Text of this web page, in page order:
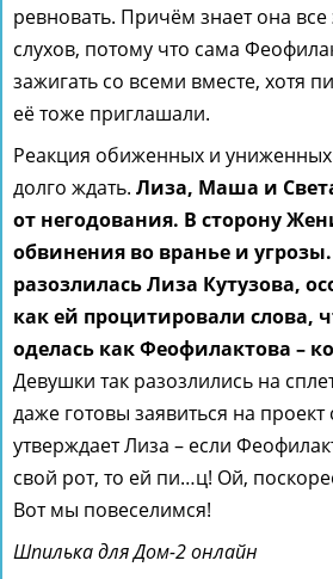
ревновать. Причём знает она все
слухов, потому что сама
зажигать со всеми вместе, хотя
её тоже приглашали.
Реакция обиженных и униженных
долго ждать. Лиза, Маша и
от негодования. В сторону
обвинения во вранье и
разозлилась Лиза Кутузова,
как ей процитировали слова,
оделась как Феофилактова –
Девушки так разозлились на
даже готовы заявиться на
утверждает Лиза – если
свой рот, то ей пи…ц! Ой,
Вот мы повеселимся!
Шпилька для Дом-2 онлайн